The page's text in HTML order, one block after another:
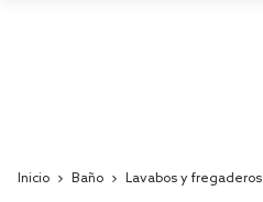
Inicio Baño Lavabos y fregaderos